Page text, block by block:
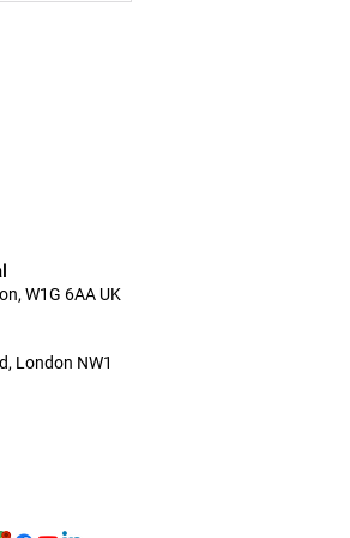
W1G 6AA UK
London NW1